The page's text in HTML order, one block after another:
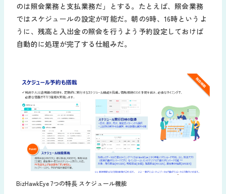
のは照会業務と支払業務だ」とする。たとえば、照会業務
ではスケジュールの設定が可能だ。朝の9時、16時というよ
うに、残高と入出金の照会を行うよう予約設定しておけば
自動的に処理が完了する仕組みだ。
BizHawkEye 7つの特長 スケジュール機能